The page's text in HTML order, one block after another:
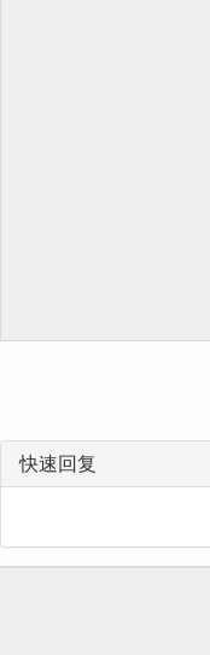
快速回复